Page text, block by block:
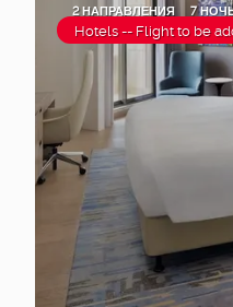
2 НАПРАВЛЕНИЯ 7
Hotels -- Flight to be